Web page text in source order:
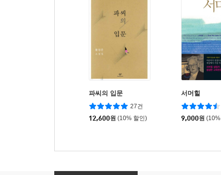
파씨의 입문
27건
12,600원 (10% 할인)
서머힐
9,000원